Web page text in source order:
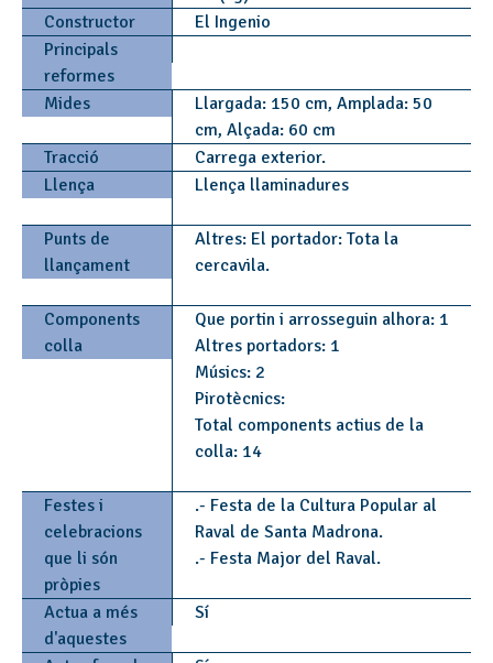
Constructor
El Ingenio
Principals
reformes
Mides
Llargada: 150 cm, Amplada: 50
cm, Alçada: 60 cm
Tracció
Carrega exterior.
Llença
Llença llaminadures
Punts de
llançament
Altres: El portador: Tota la
cercavila.
Components
colla
Que portin i arrosseguin alhora: 1
Altres portadors: 1
Músics: 2
Pirotècnics:
Total components actius de la
colla: 14
Festes i
celebracions
que li són
pròpies
.- Festa de la Cultura Popular al
Raval de Santa Madrona.
.- Festa Major del Raval.
Actua a més
d'aquestes
Sí